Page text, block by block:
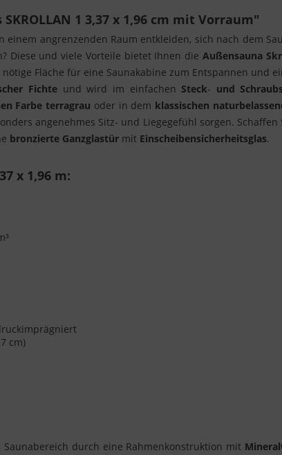
1 3,37 x 1,96 cm mit Vorraum"
einem angrenzenden Raum entkleiden, sich nach dem
Diese und viele Vorteile bietet Ihnen die Außensauna
Fläche für eine Saunakabine zum Entspannen und
Fichte und wird im einfachen Steck- und
Farbe terragrau oder in dem klassischen
angenehmes Sitz- und Liegegefühl sorgen.
bronzierte Ganzglastür mit Einscheibensicherheitsglas.
x 1,96 m:
cm)
durch eine Rahmenkonstruktion mit